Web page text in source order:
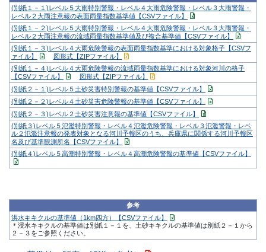
(別紙１－１)レベル５大雨特別警報・レベル４大雨危険警報・レベル３大雨警報・
レベル２大雨注意報の表面雨量指数基準値【CSVファイル】
(別紙１－２)レベル５大雨特別警報・レベル４大雨危険警報・レベル３大雨警報・
レベル２大雨注意報の流域雨量指数基準値及び複合基準値【CSVファイル】
(別紙１－３)レベル４大雨危険警報の表面雨量指数基準における対象格子【CSVフ
ァイル】
図形式【ZIPファイル】
(別紙１－４)レベル４大雨危険警報の流域雨量指数基準における対象河川の格子
【CSVファイル】
図形式【ZIPファイル】
(別紙２－１)レベル５土砂災害特別警報の基準値【CSVファイル】
(別紙２－２)レベル４土砂災害危険警報の基準値【CSVファイル】
(別紙２－３)レベル２土砂災害注意報の基準値【CSVファイル】
(別紙３)レベル５氾濫特別警報・レベル４氾濫危険警報・レベル３氾濫警報・レベ
ル２氾濫注意報の発表対象となる河川予報区のうち、兵庫県に関係する河川予報区
名及び基準観測所名【CSVファイル】
(別紙４)レベル５高潮特別警報・レベル４高潮危険警報の基準値【CSVファイル】
参考
洪水キキクルの基準値（1km四方）【CSVファイル】
＊浸水キキクルの基準値は別紙１－１を、土砂キキクルの基準値は別紙２－１から
２－３をご参照ください。